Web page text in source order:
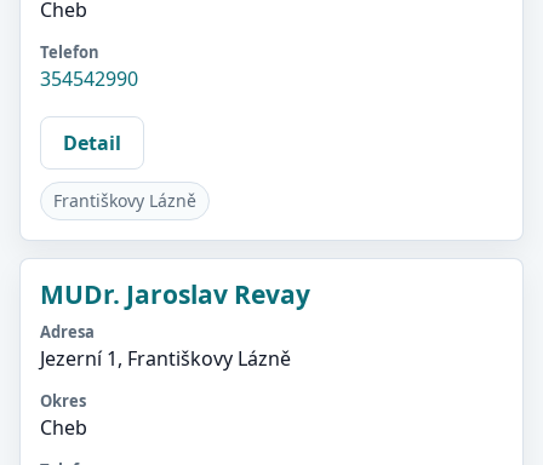
Cheb
Telefon
354542990
Detail
Františkovy Lázně
MUDr. Jaroslav Revay
Adresa
Jezerní 1, Františkovy Lázně
Okres
Cheb